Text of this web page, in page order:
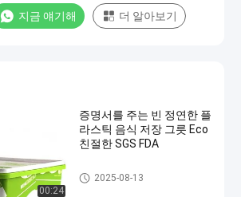
지금 얘기해 더 알아보기
00:24
증명서를 주는 빈 정연한 플
라스틱 음식 저장 그릇 Eco
친절한 SGS FDA
IML 상자
2025-08-13